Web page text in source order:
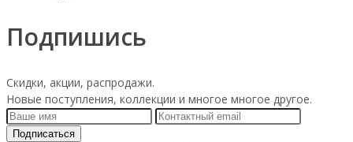
Подпишись
Скидки, акции, распродажи.
Новые поступления, коллекции и многое многое другое.
Подписаться